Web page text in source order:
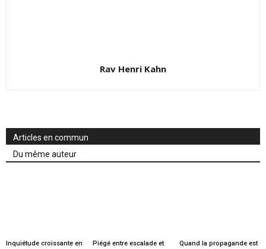
Rav Henri Kahn
Articles en commun
Du même auteur
Inquiétude croissante en
Piégé entre escalade et
Quand la propagande est